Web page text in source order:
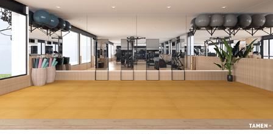
2021
VENTURA RESIDENTIAL GYM